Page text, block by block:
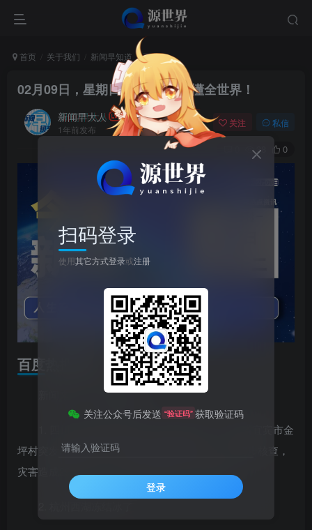
首页 关于我们 新闻早知道 正文
02月09日，星期日, 每天60秒读懂全世界！
新闻早大人
1年前发布
关注 私信
38 0
百度热搜新闻
新闻来源：百度热搜榜
1. 四川山体滑坡初查29人失联 2月8日，四川省宜宾市金
坪村突发山体滑坡。宜宾市召开新闻发布会，经初步核查，
灾害造成29人失联，最终人数还在进一步核实中。
扫码登录
使用其它方式登录或注册
关注公众号后发送 “验证码” 获取验证码
请输入验证码
登录